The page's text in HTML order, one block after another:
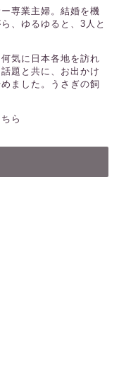
専業主婦。結婚を機
、ゆるゆると、3人と
気に日本各地を訪れ
題と共に、お出かけ
ました。うさぎの飼
ら